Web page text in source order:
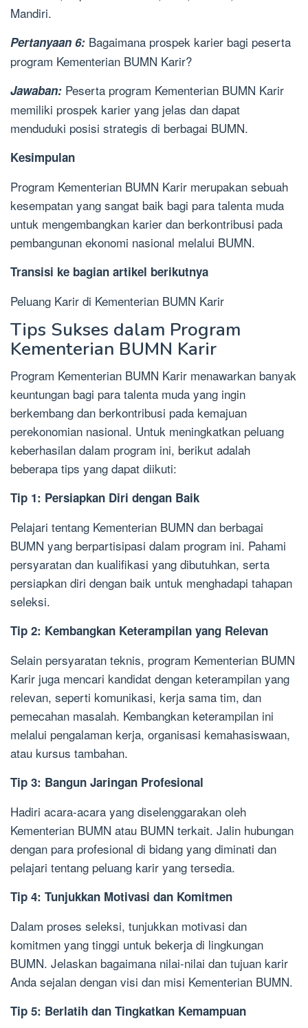
Mandiri.
Pertanyaan 6: Bagaimana prospek karier bagi peserta
program Kementerian BUMN Karir?
Jawaban: Peserta program Kementerian BUMN Karir
memiliki prospek karier yang jelas dan dapat
menduduki posisi strategis di berbagai BUMN.
Kesimpulan
Program Kementerian BUMN Karir merupakan sebuah
kesempatan yang sangat baik bagi para talenta muda
untuk mengembangkan karier dan berkontribusi pada
pembangunan ekonomi nasional melalui BUMN.
Transisi ke bagian artikel berikutnya
Peluang Karir di Kementerian BUMN Karir
Tips Sukses dalam Program
Kementerian BUMN Karir
Program Kementerian BUMN Karir menawarkan banyak
keuntungan bagi para talenta muda yang ingin
berkembang dan berkontribusi pada kemajuan
perekonomian nasional. Untuk meningkatkan peluang
keberhasilan dalam program ini, berikut adalah
beberapa tips yang dapat diikuti:
Tip 1: Persiapkan Diri dengan Baik
Pelajari tentang Kementerian BUMN dan berbagai
BUMN yang berpartisipasi dalam program ini. Pahami
persyaratan dan kualifikasi yang dibutuhkan, serta
persiapkan diri dengan baik untuk menghadapi tahapan
seleksi.
Tip 2: Kembangkan Keterampilan yang Relevan
Selain persyaratan teknis, program Kementerian BUMN
Karir juga mencari kandidat dengan keterampilan yang
relevan, seperti komunikasi, kerja sama tim, dan
pemecahan masalah. Kembangkan keterampilan ini
melalui pengalaman kerja, organisasi kemahasiswaan,
atau kursus tambahan.
Tip 3: Bangun Jaringan Profesional
Hadiri acara-acara yang diselenggarakan oleh
Kementerian BUMN atau BUMN terkait. Jalin hubungan
dengan para profesional di bidang yang diminati dan
pelajari tentang peluang karir yang tersedia.
Tip 4: Tunjukkan Motivasi dan Komitmen
Dalam proses seleksi, tunjukkan motivasi dan
komitmen yang tinggi untuk bekerja di lingkungan
BUMN. Jelaskan bagaimana nilai-nilai dan tujuan karir
Anda sejalan dengan visi dan misi Kementerian BUMN.
Tip 5: Berlatih dan Tingkatkan Kemampuan